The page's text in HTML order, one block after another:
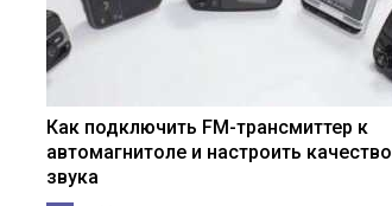
Как подключить FM-трансмиттер к
автомагнитоле и настроить качество
звука